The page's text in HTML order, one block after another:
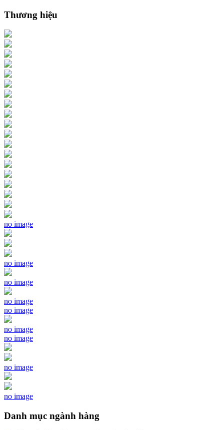
Thương hiệu
no image
no image
no image
no image
no image
no image
no image
no image
no image
Danh mục ngành hàng